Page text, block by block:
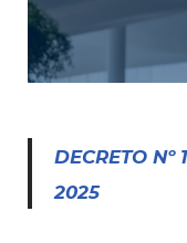
DECRETO Nº
2025